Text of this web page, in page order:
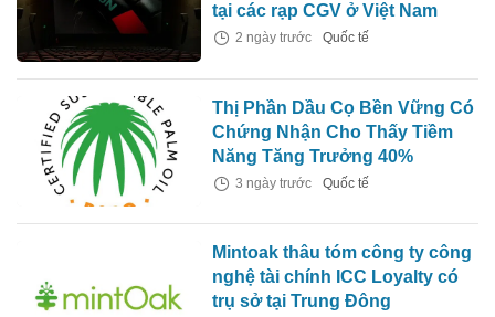
tại các rạp CGV ở Việt Nam
2 ngày trước Quốc tế
Thị Phần Dầu Cọ Bền Vững Có
Chứng Nhận Cho Thấy Tiềm
Năng Tăng Trưởng 40%
3 ngày trước Quốc tế
Mintoak thâu tóm công ty công
nghệ tài chính ICC Loyalty có
trụ sở tại Trung Đông